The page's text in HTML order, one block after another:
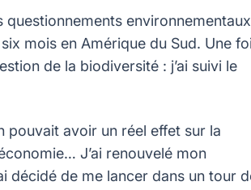
questionnements
mois en Amérique du Sud. Une
de la biodiversité : j’ai suivi le
pouvait avoir un réel effet sur la
J’ai renouvelé mon
décidé de me lancer dans un tour